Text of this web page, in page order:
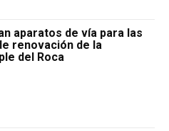
aparatos de vía para las
renovación de la
del Roca